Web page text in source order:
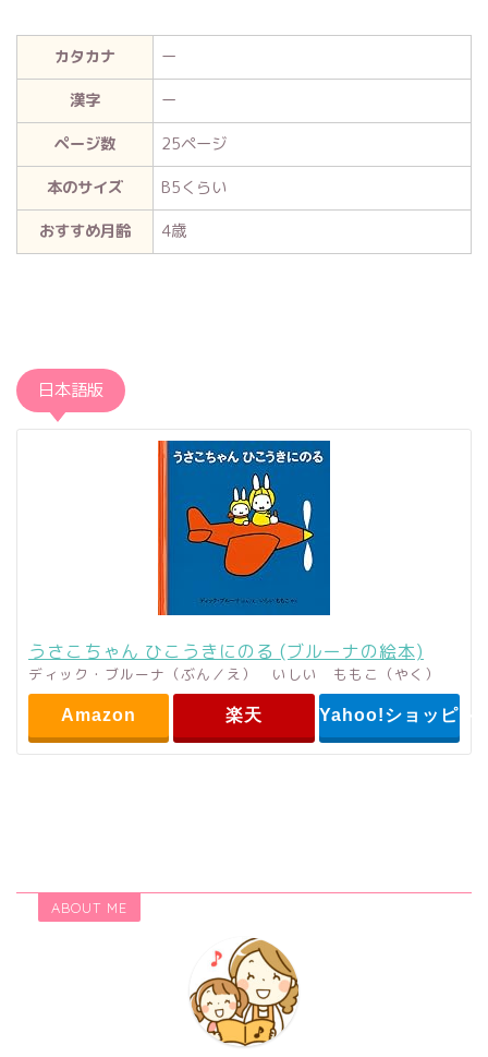
カタカナ
ー
漢字
ー
ページ数
25ページ
本のサイズ
B5くらい
おすすめ月齢
4歳
日本語版
うさこちゃん ひこうきにのる (ブルーナの絵本)
ディック・ブルーナ（ぶん／え） いしい ももこ（やく）
Amazon 楽天 Yahoo!ショッピン
ABOUT ME